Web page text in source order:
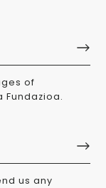
of
us any